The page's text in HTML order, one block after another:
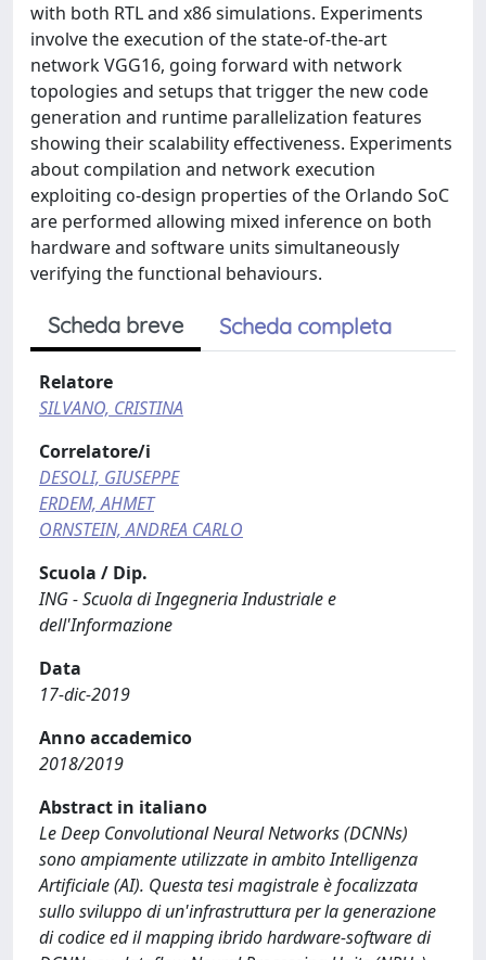
with both RTL and x86 simulations. Experiments
involve the execution of the state-of-the-art
network VGG16, going forward with network
topologies and setups that trigger the new code
generation and runtime parallelization features
showing their scalability effectiveness. Experiments
about compilation and network execution
exploiting co-design properties of the Orlando SoC
are performed allowing mixed inference on both
hardware and software units simultaneously
verifying the functional behaviours.
Scheda breve Scheda completa
Relatore
SILVANO, CRISTINA
Correlatore/i
DESOLI, GIUSEPPE
ERDEM, AHMET
ORNSTEIN, ANDREA CARLO
Scuola / Dip.
ING - Scuola di Ingegneria Industriale e
dell'Informazione
Data
17-dic-2019
Anno accademico
2018/2019
Abstract in italiano
Le Deep Convolutional Neural Networks (DCNNs)
sono ampiamente utilizzate in ambito Intelligenza
Artificiale (AI). Questa tesi magistrale è focalizzata
sullo sviluppo di un'infrastruttura per la generazione
di codice ed il mapping ibrido hardware-software di